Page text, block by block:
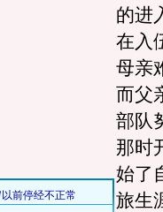
的进
在入
母亲
而父
部队
那时
始了
旅生